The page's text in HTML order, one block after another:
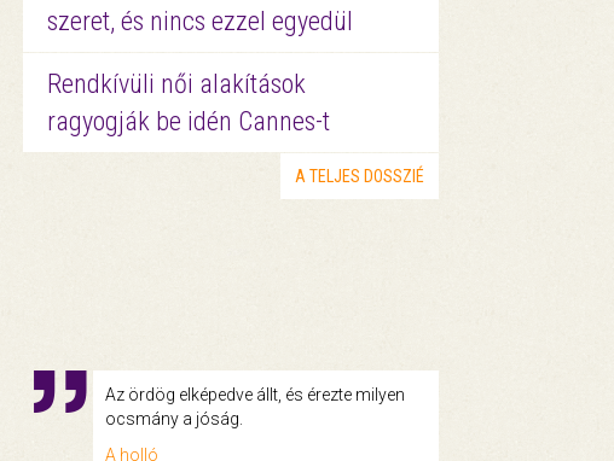
szeret, és nincs ezzel egyedül
Rendkívüli női alakítások
ragyogják be idén Cannes-t
A TELJES DOSSZIÉ
Az ördög elképedve állt, és érezte milyen
ocsmány a jóság.
A holló